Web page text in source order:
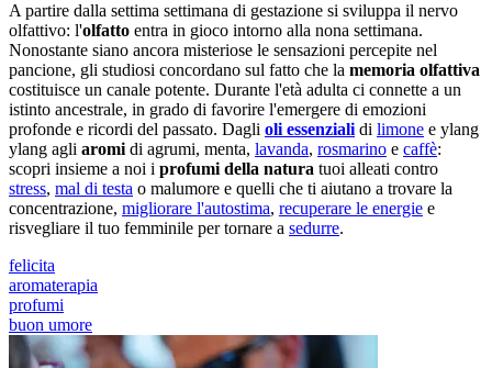
A partire dalla settima settimana di gestazione si sviluppa il nervo
olfattivo: l'olfatto entra in gioco intorno alla nona settimana.
Nonostante siano ancora misteriose le sensazioni percepite nel
pancione, gli studiosi concordano sul fatto che la memoria olfattiva
costituisce un canale potente. Durante l'età adulta ci connette a un
istinto ancestrale, in grado di favorire l'emergere di emozioni
profonde e ricordi del passato. Dagli oli essenziali di limone e ylang
ylang agli aromi di agrumi, menta, lavanda, rosmarino e caffè:
scopri insieme a noi i profumi della natura tuoi alleati contro
stress, mal di testa o malumore e quelli che ti aiutano a trovare la
concentrazione, migliorare l'autostima, recuperare le energie e
risvegliare il tuo femminile per tornare a sedurre.
felicita
aromaterapia
profumi
buon umore